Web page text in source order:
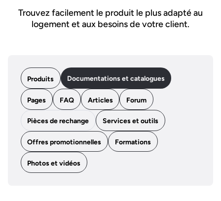
Trouvez facilement le produit le plus adapté au
logement et aux besoins de votre client.
Produits Documentations et catalogues
Pages FAQ Articles Forum
Pièces de rechange Services et outils
Offres promotionnelles Formations
Photos et vidéos